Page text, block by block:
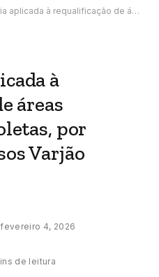
de áreas industriais obsoletas, por Elmar Juan Passos Varjão Bomfim
à
áreas
por
Varjão
fevereiro 4, 2026
de leitura